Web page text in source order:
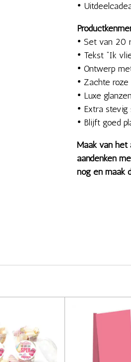
•
• Set van 20
• Tekst “Ik
• Ontwerp
• Zachte roze
• Luxe
• Extra
• Blijft goed
Maak van
aandenken
nog en maak